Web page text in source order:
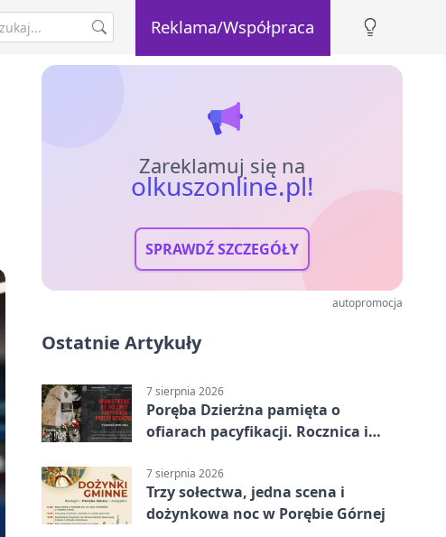
Reklama/Współpraca
Zareklamuj się na
olkuszonline.pl!
SPRAWDŹ SZCZEGÓŁY
autopromocja
Ostatnie Artykuły
7 sierpnia 2026
Poręba Dzierżna pamięta o
ofiarach pacyfikacji. Rocznica i
7 sierpnia 2026
Trzy sołectwa, jedna scena i
dożynkowa noc w Porębie Górnej